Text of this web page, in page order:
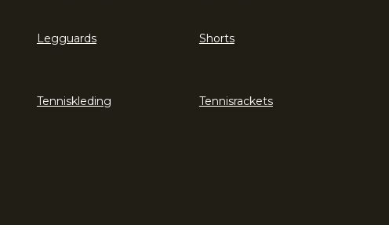
Legguards Shorts
Tenniskleding Tennisrackets